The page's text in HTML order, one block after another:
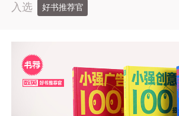
入选 好书推荐官